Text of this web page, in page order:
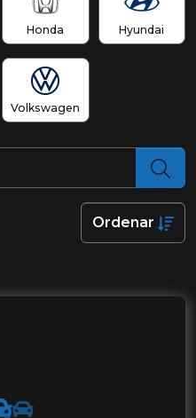
Honda Hyundai
Volkswagen
Ordenar